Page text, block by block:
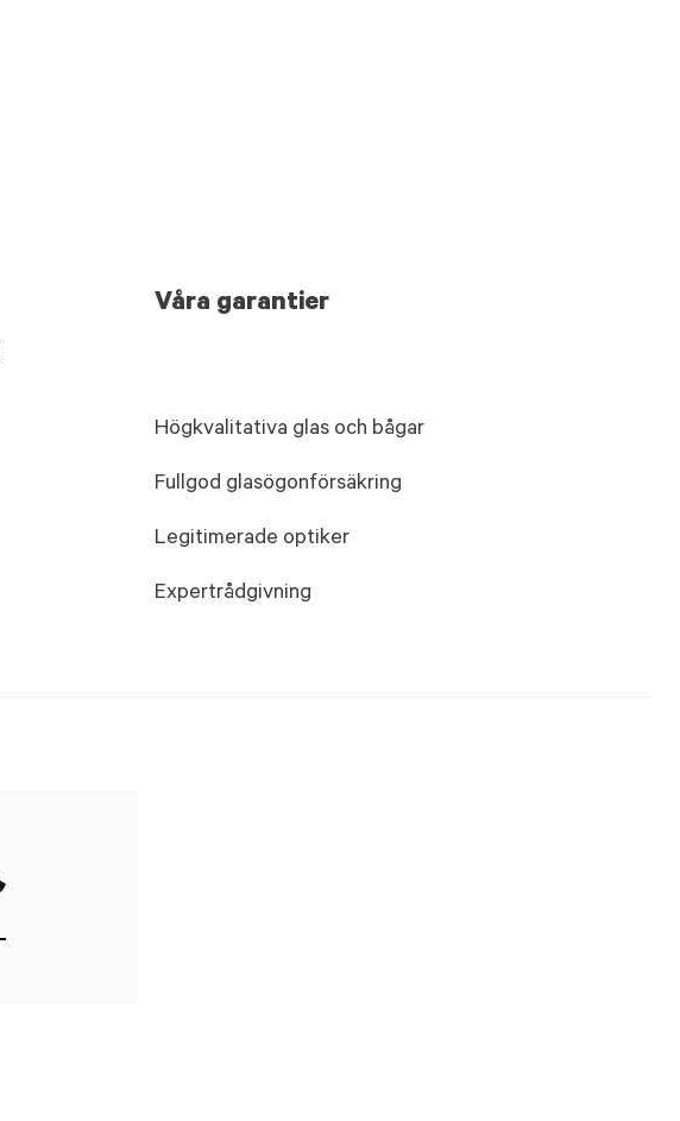
Våra garantier
Högkvalitativa glas och bågar
Fullgod glasögonförsäkring
Legitimerade optiker
Expertrådgivning